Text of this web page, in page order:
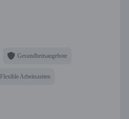
Gesundheitsangebote
Flexible Arbeitszeiten